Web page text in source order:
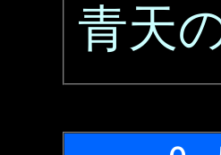
青天